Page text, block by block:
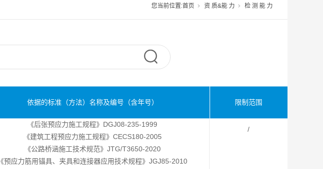
您当前位置:首页 资 质&能 力 检 测 能 力
依据的标准（方法）名称及编号（含年号） 限制范围
《后张预应力施工规程》DGJ08-235-1999
《建筑工程预应力施工规程》CECS180-2005
《公路桥涵施工技术规范》JTG/T3650-2020
《预应力筋用锚具、夹具和连接器应用技术规程》JGJ85-2010
/